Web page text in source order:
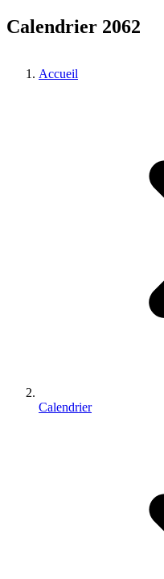
Calendrier 2062
Accueil
Calendrier